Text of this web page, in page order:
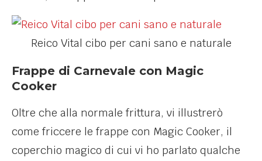
Reico Vital cibo per cani sano e naturale
Frappe di Carnevale con Magic
Cooker
Oltre che alla normale frittura, vi illustrerò
come friccere le frappe con Magic Cooker, il
coperchio magico di cui vi ho parlato qualche